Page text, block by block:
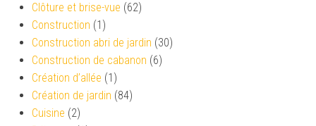
Clôture et brise-vue (62)
Construction (1)
Construction abri de jardin (30)
Construction de cabanon (6)
Création d’allée (1)
Création de jardin (84)
Cuisine (2)